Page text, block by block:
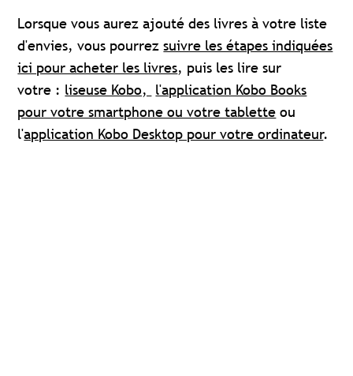
Lorsque vous aurez ajouté des livres à votre liste
d'envies, vous pourrezsuivre les étapes indiquées
ici pour acheter les livres, puis les lire sur
votre : liseuse Kobo, l'application Kobo Books
pour votre smartphone ou votre tablette ou
l'application Kobo Desktop pour votre ordinateur.